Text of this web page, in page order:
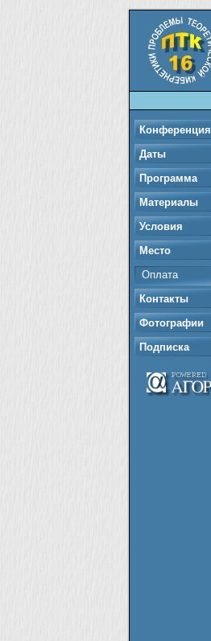
Конференция
Даты
Программа
Материалы
Условия
Место
Оплата
Контакты
Фотографии
Подписка